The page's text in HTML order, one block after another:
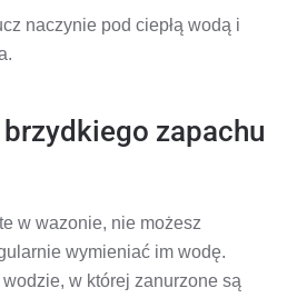
naczynie pod ciepłą wodą i
zapachu
w wazonie, nie możesz
wymieniać im wodę.
w której zanurzone są